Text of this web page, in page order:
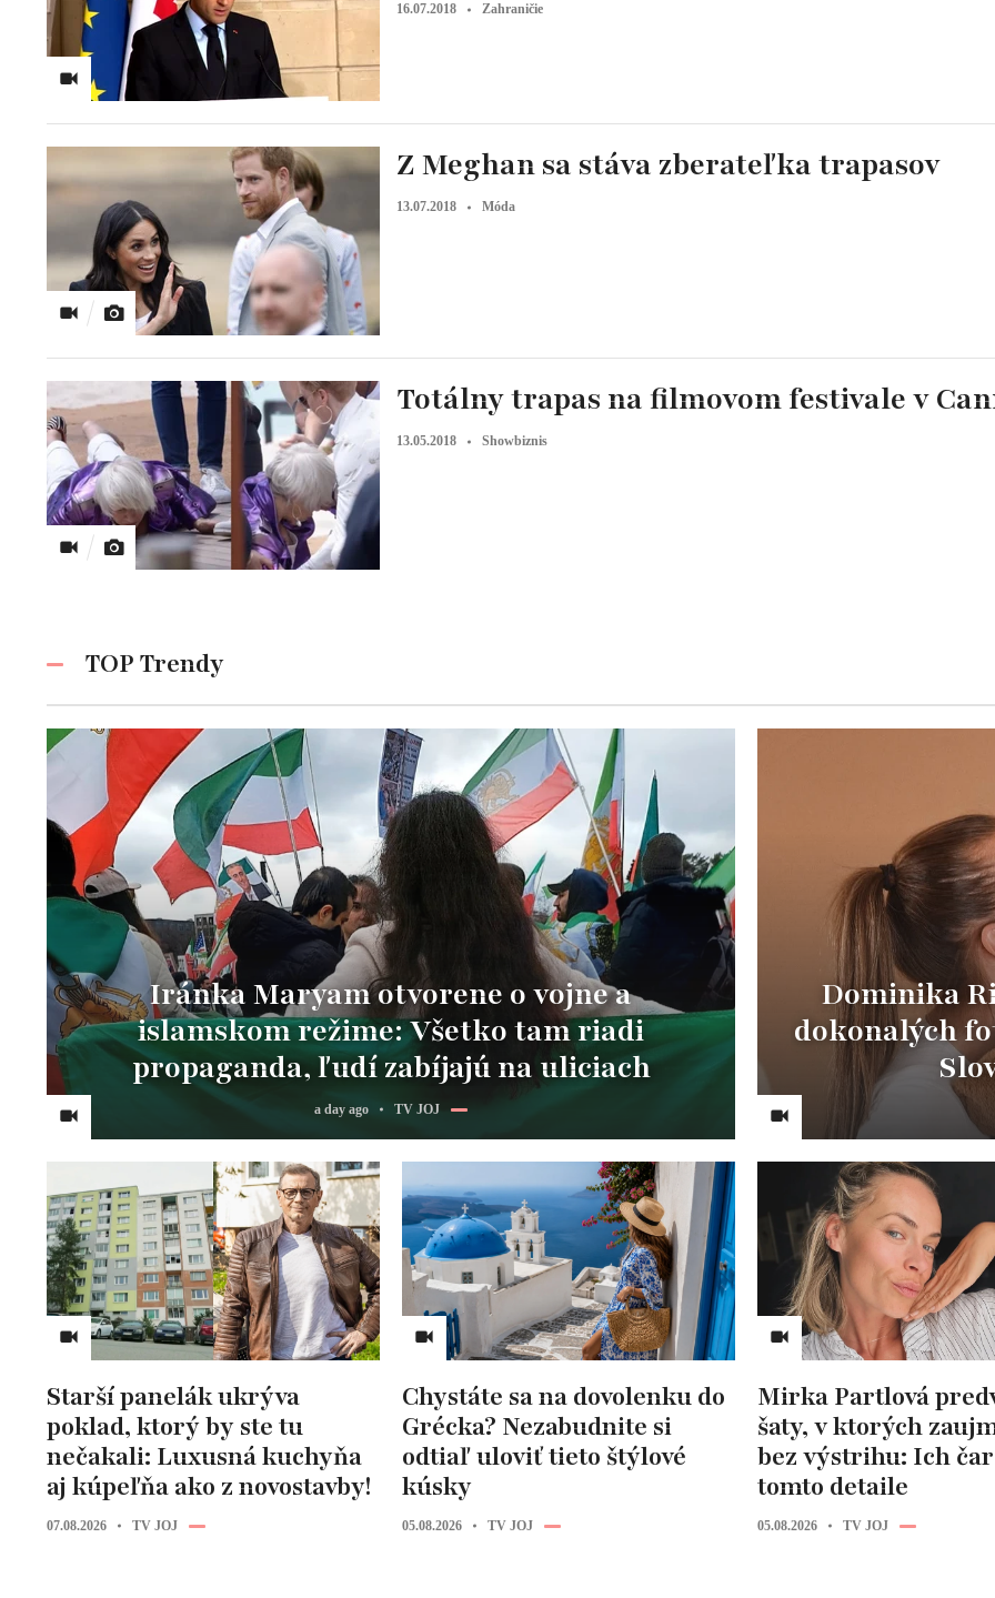
16.07.2018 Zahraničie
Z Meghan sa stáva zberateľka trapasov
13.07.2018 Móda
Totálny trapas na filmovom festivale v
13.05.2018 Showbiznis
TOP Trendy
Iránka Maryam otvorene o vojne a
islamskom režime: Všetko tam riadi
propaganda, ľudí zabíjajú na uliciach
a day ago TV JOJ
Dominika
dokonalých
Starší panelák ukrýva
poklad, ktorý by ste tu
nečakali: Luxusná kuchyňa
aj kúpeľňa ako z novostavby!
07.08.2026 TV JOJ
Chystáte sa na dovolenku do
Grécka? Nezabudnite si
odtiaľ uloviť tieto štýlové
kúsky
05.08.2026 TV JOJ
Mirka Partlová
šaty, v ktorých
bez výstrihu: Ich
tomto detaile
05.08.2026 TV JOJ